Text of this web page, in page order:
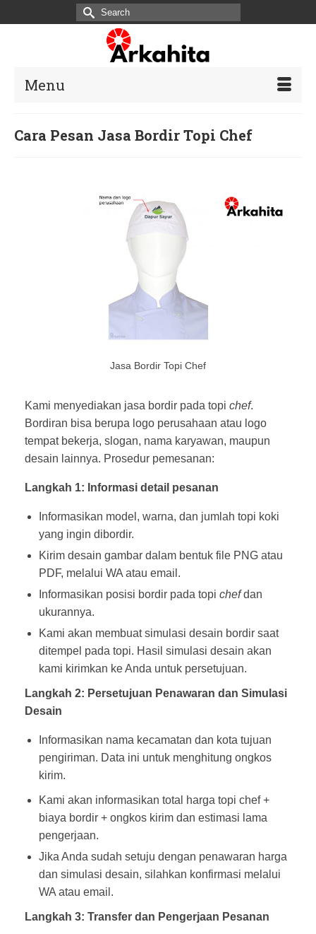
Search
Menu
Cara Pesan Jasa Bordir Topi Chef
Jasa Bordir Topi Chef
Kami menyediakan jasa bordir pada topi chef.
Bordiran bisa berupa logo perusahaan atau logo
tempat bekerja, slogan, nama karyawan, maupun
desain lainnya. Prosedur pemesanan:
Langkah 1: Informasi detail pesanan
Informasikan model, warna, dan jumlah topi koki
yang ingin dibordir.
Kirim desain gambar dalam bentuk file PNG atau
PDF, melalui WA atau email.
Informasikan posisi bordir pada topi chefdan
ukurannya.
Kami akan membuat simulasi desain bordir saat
ditempel pada topi. Hasil simulasi desain akan
kami kirimkan ke Anda untuk persetujuan.
Langkah 2: Persetujuan Penawaran dan Simulasi
Desain
Informasikan nama kecamatan dan kota tujuan
pengiriman. Data ini untuk menghitung ongkos
kirim.
Kami akan informasikan total harga topi chef +
biaya bordir + ongkos kirim dan estimasi lama
pengerjaan.
Jika Anda sudah setuju dengan penawaran harga
dan simulasi desain, silahkan konfirmasi melalui
WA atau email.
Langkah 3: Transfer dan Pengerjaan Pesanan